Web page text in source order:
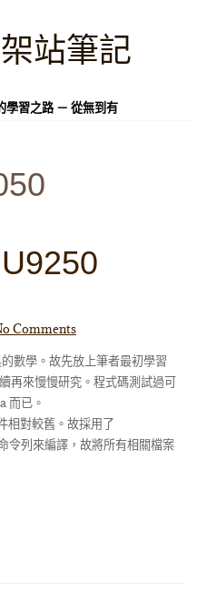
站筆記
習之路 － 從無到有
Comments
數學。故先放上筆者最初學習
再來慢慢研究。程式碼測試過可
而已。
對較舊。故採用了
令列來編譯，故將所有相關檔案